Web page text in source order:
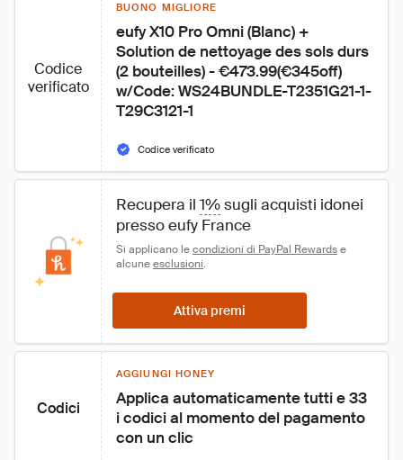
Codice
verificato
BUONO MIGLIORE
eufy X10 Pro Omni (Blanc) +
Solution de nettoyage des sols durs
(2 bouteilles) - €473.99(€345off)
w/Code: WS24BUNDLE-T2351G21-1-
T29C3121-1
Codice verificato
Recupera il 1% sugli acquisti idonei
presso eufy France
Si applicano le condizioni di PayPal Rewards e
alcune esclusioni.
Attiva premi
Codici
AGGIUNGI HONEY
Applica automaticamente tutti e 33
i codici al momento del pagamento
con un clic